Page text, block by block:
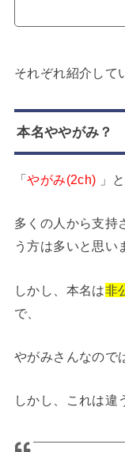
それぞれ紹介して
本名ややがみ？
「やがみ(2ch) 」
多くの人から支持
う方は多いと思い
しかし、本名は非
で、
やがみさんなので
しかし、これは違